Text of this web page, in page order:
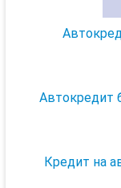
Автокредит
Кредит на